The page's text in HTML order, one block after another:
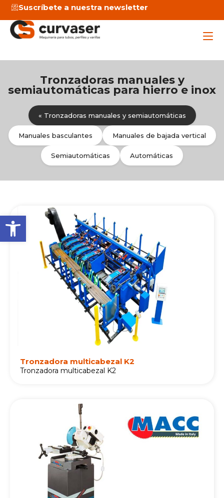
Abrir barra de
contenido
Suscríbete a nuestra newsletter
Tronzadoras manuales y
semiautomáticas para hierro e inox
« Tronzadoras manuales y semiautomáticas
Manuales basculantes Manuales de bajada vertical
Semiautomáticas Automáticas
Tronzadora multicabezal K2
Tronzadora multicabezal K2
a
g
e
g
e
e